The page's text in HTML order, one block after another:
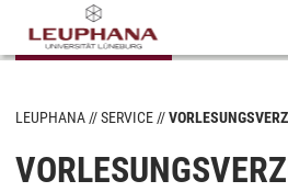
LEUPHANA SERVICE